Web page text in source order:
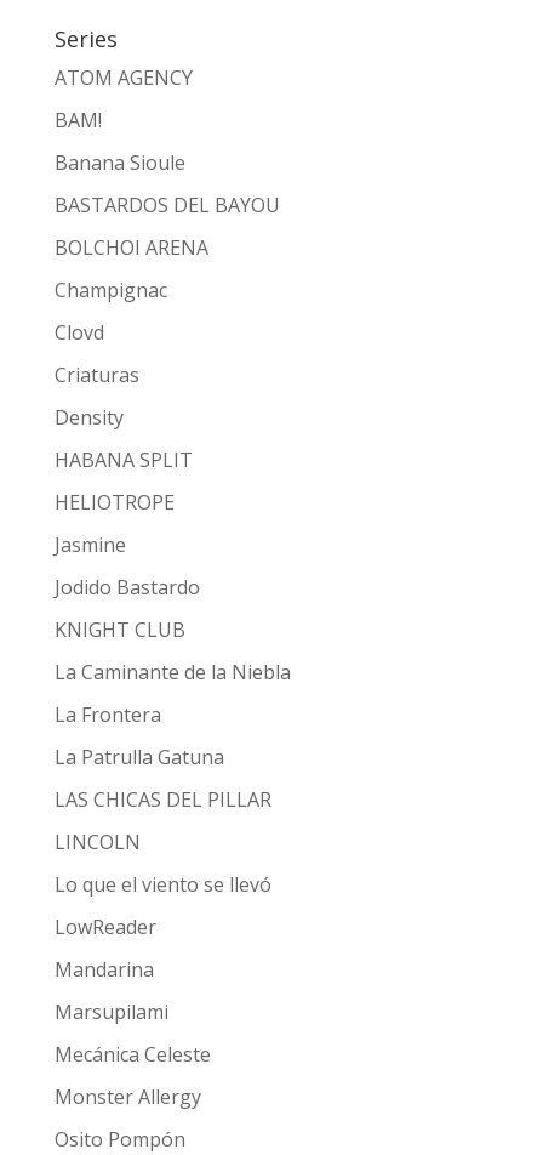
Series
ATOM AGENCY
BAM!
Banana Sioule
BASTARDOS DEL BAYOU
BOLCHOI ARENA
Champignac
Clovd
Criaturas
Density
HABANA SPLIT
HELIOTROPE
Jasmine
Jodido Bastardo
KNIGHT CLUB
La Caminante de la Niebla
La Frontera
La Patrulla Gatuna
LAS CHICAS DEL PILLAR
LINCOLN
Lo que el viento se llevó
LowReader
Mandarina
Marsupilami
Mecánica Celeste
Monster Allergy
Osito Pompón